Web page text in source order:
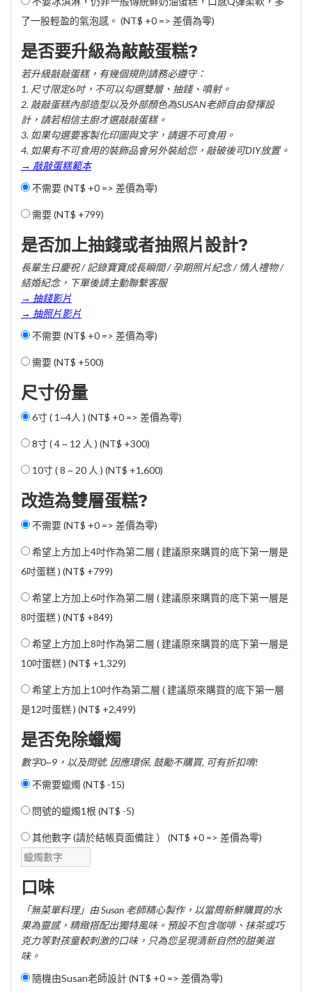
了一股輕盈的氣泡感。 (NT$ +0 => 差價為零)
是否要升級為敲敲蛋糕?
若升級敲敲蛋糕，有幾個規則請務必遵守：
1. 尺寸限定6吋，不可以勾選雙層、抽錢、噴射。
2. 敲敲蛋糕內部造型以及外部顏色為SUSAN老師自由發揮設
計，請若相信主廚才選敲敲蛋糕。
3. 如果勾選要客製化印圖與文字，請選不可食用。
4. 如果有不可食用的裝飾品會另外裝給您，敲破後可DIY放置。
→ 敲敲蛋糕範本
不需要 (NT$ +0 => 差價為零)
需要 (NT$ +799)
是否加上抽錢或者抽照片設計?
長輩生日慶祝 / 記錄寶寶成長瞬間 / 孕期照片紀念 / 情人禮物 /
結婚紀念，下單後請主動聯繫客服
→ 抽錢影片
→ 抽照片影片
不需要 (NT$ +0 => 差價為零)
需要 (NT$ +500)
尺寸份量
6寸 ( 1~4人 ) (NT$ +0 => 差價為零)
8寸 ( 4 ~ 12 人 ) (NT$ +300)
10寸 ( 8 ~ 20 人 ) (NT$ +1,600)
改造為雙層蛋糕?
不需要 (NT$ +0 => 差價為零)
希望上方加上4吋作為第二層 ( 建議原來購買的底下第一層是
6吋蛋糕 ) (NT$ +799)
希望上方加上6吋作為第二層 ( 建議原來購買的底下第一層是
8吋蛋糕 ) (NT$ +849)
希望上方加上8吋作為第二層 ( 建議原來購買的底下第一層是
10吋蛋糕 ) (NT$ +1,329)
希望上方加上10吋作為第二層 ( 建議原來購買的底下第一層
是12吋蛋糕 ) (NT$ +2,499)
是否免除蠟燭
數字0~9，以及問號. 因應環保, 鼓勵不購買, 可有折扣唷!
不需要蠟燭 (NT$ -15)
問號的蠟燭1根 (NT$ -5)
其他數字 (請於結帳頁面備註 ） (NT$ +0 => 差價為零)
口味
「無菜單料理」由 Susan 老師精心製作，以當周新鮮購買的水
果為靈感，精緻搭配出獨特風味。預設不包含咖啡、抹茶或巧
克力等對孩童較刺激的口味，只為您呈現清新自然的甜美滋
味。
隨機由Susan老師設計 (NT$ +0 => 差價為零)